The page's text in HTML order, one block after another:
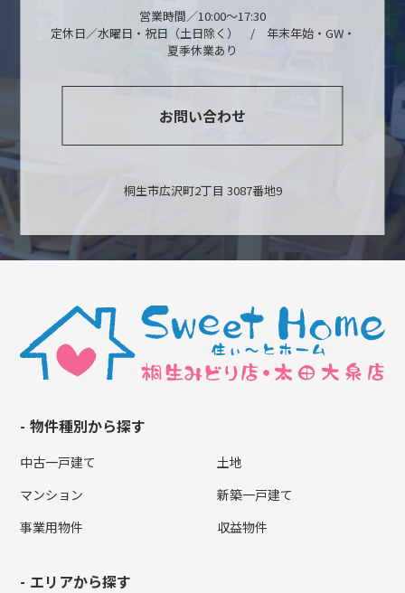
営業時間／10:00～17:30
定休日／水曜日・祝日（土日除く） / 年末年始・GW・
夏季休業あり
お問い合わせ
桐生市広沢町2丁目 3087番地9
物件種別から探す
中古一戸建て
土地
マンション
新築一戸建て
事業用物件
収益物件
エリアから探す